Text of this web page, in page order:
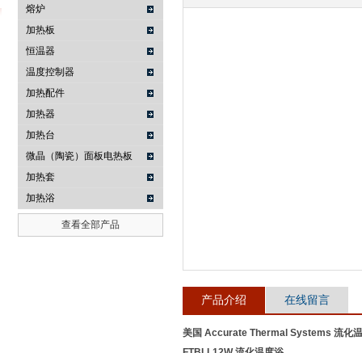
武汉提沃克科技有限公司
熔炉
加热板
恒温器
温度控制器
加热配件
加热器
加热台
微晶（陶瓷）面板电热板
加热套
加热浴
查看全部产品
产品介绍 在线留言
美国 Accurate Thermal Systems 流化